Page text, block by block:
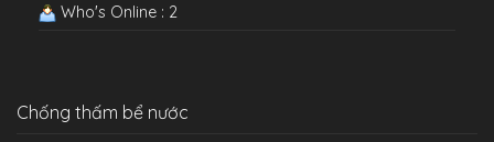
Who's Online : 2
Chống thấm bể nước